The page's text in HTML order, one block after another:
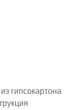
гипсокартона